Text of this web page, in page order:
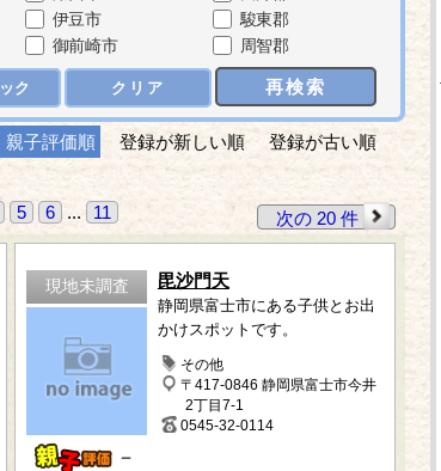
伊豆市
御前崎市
駿東郡
周智郡
ク クリア 再検索
親子評価順 登録が新しい順 登録が古い順
5 6 ... 11 次の 20 件
現地未調査
－
毘沙門天
静岡県富士市にある子供とお出
かけスポットです。
その他
〒417-0846 静岡県富士市今井
2丁目7-1
0545-32-0114